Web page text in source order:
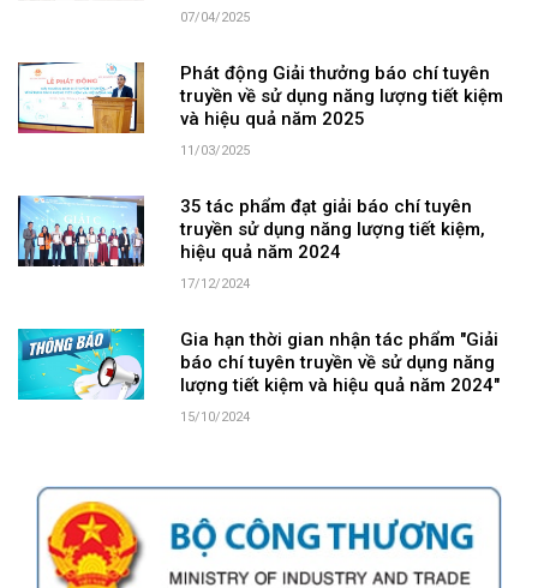
07/04/2025
Phát động Giải thưởng báo chí tuyên
truyền về sử dụng năng lượng tiết kiệm
và hiệu quả năm 2025
11/03/2025
35 tác phẩm đạt giải báo chí tuyên
truyền sử dụng năng lượng tiết kiệm,
hiệu quả năm 2024
17/12/2024
Gia hạn thời gian nhận tác phẩm "Giải
báo chí tuyên truyền về sử dụng năng
lượng tiết kiệm và hiệu quả năm 2024"
15/10/2024